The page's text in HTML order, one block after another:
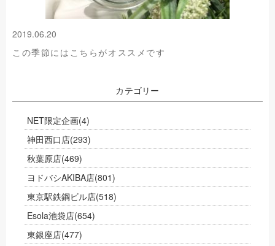
2019.06.20
この季節にはこちらがオススメです
カテゴリー
NET限定企画(4)
神田西口店(293)
秋葉原店(469)
ヨドバシAKIBA店(801)
東京駅鉄鋼ビル店(518)
Esola池袋店(654)
東銀座店(477)